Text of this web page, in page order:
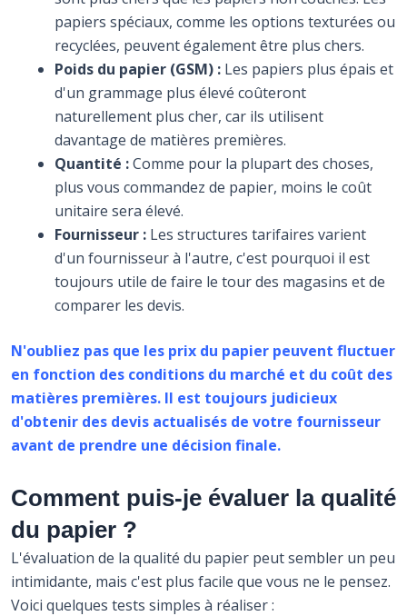
papiers spéciaux, comme les options texturées ou
recyclées, peuvent également être plus chers.
Poids du papier (GSM) : Les papiers plus épais et
d'un grammage plus élevé coûteront
naturellement plus cher, car ils utilisent
davantage de matières premières.
Quantité :Comme pour la plupart des choses,
plus vous commandez de papier, moins le coût
unitaire sera élevé.
Fournisseur : Les structures tarifaires varient
d'un fournisseur à l'autre, c'est pourquoi il est
toujours utile de faire le tour des magasins et de
comparer les devis.
N'oubliez pas que les prix du papier peuvent fluctuer
en fonction des conditions du marché et du coût des
matières premières. Il est toujours judicieux
d'obtenir des devis actualisés de votre fournisseur
avant de prendre une décision finale.
Comment puis-je évaluer la qualité
du papier ?
L'évaluation de la qualité du papier peut sembler un peu
intimidante, mais c'est plus facile que vous ne le pensez.
Voici quelques tests simples à réaliser :